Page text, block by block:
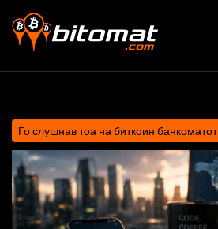
Го слушнав тоа на биткоин банкоматот